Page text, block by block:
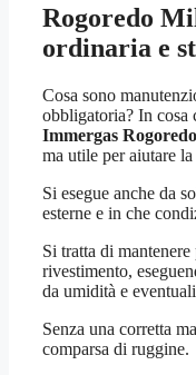
Rogoredo
ordinaria e
Cosa sono
obbligatoria? In cosa
Immergas
ma utile per aiutare
Si esegue anche da
esterne e in che
Si tratta di
rivestimento,
da umidità e
Senza una corretta
comparsa di ruggine.